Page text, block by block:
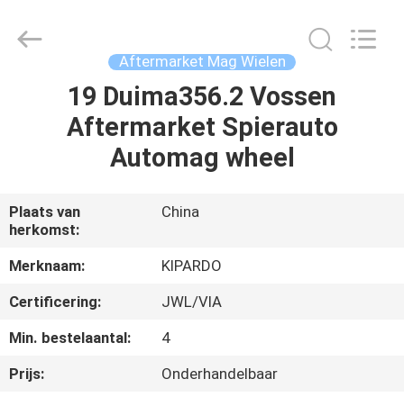
PRODUCTEN
ONGEVEER
ONS
FABRIEKSREIS
Co.,Ltd.
Aftermarket Mag Wielen
19 Duima356.2 Vossen
Aftermarket Spierauto
Automag wheel
Plaats van
herkomst:
China
Merknaam:
KIPARDO
Certificering:
JWL/VIA
Min. bestelaantal:
4
Prijs:
Onderhandelbaar